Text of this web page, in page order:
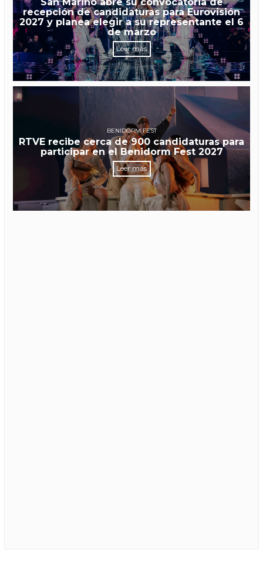
San Marino abre su convocatoria de
recepción de candidaturas para Eurovisión
2027 y planea elegir a su representante el 6
de marzo
Leer más
BENIDORM FEST
RTVE recibe cerca de 900 candidaturas para
participar en el Benidorm Fest 2027
Leer más